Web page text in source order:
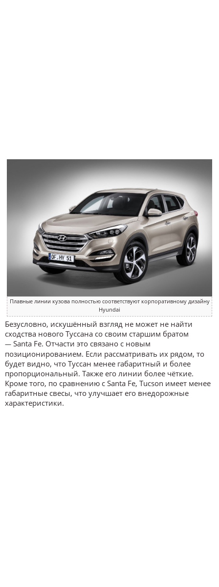
Плавные линии кузова полностью соответствуют корпоративному дизайну
Hyundai
Безусловно, искушённый взгляд не может не найти
сходства нового Туссана со своим старшим братом
— Santa Fe. Отчасти это связано с новым
позиционированием. Если рассматривать их рядом, то
будет видно, что Туссан менее габаритный и более
пропорциональный. Также его линии более чёткие.
Кроме того, по сравнению с Santa Fe, Tucson имеет менее
габаритные свесы, что улучшает его внедорожные
характеристики.